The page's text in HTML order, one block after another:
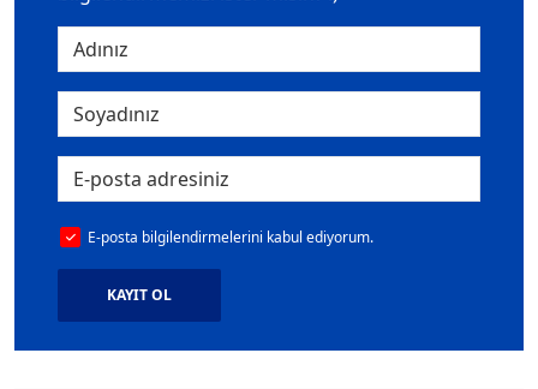
E-posta bilgilendirmelerini kabul ediyorum.
KAYIT OL